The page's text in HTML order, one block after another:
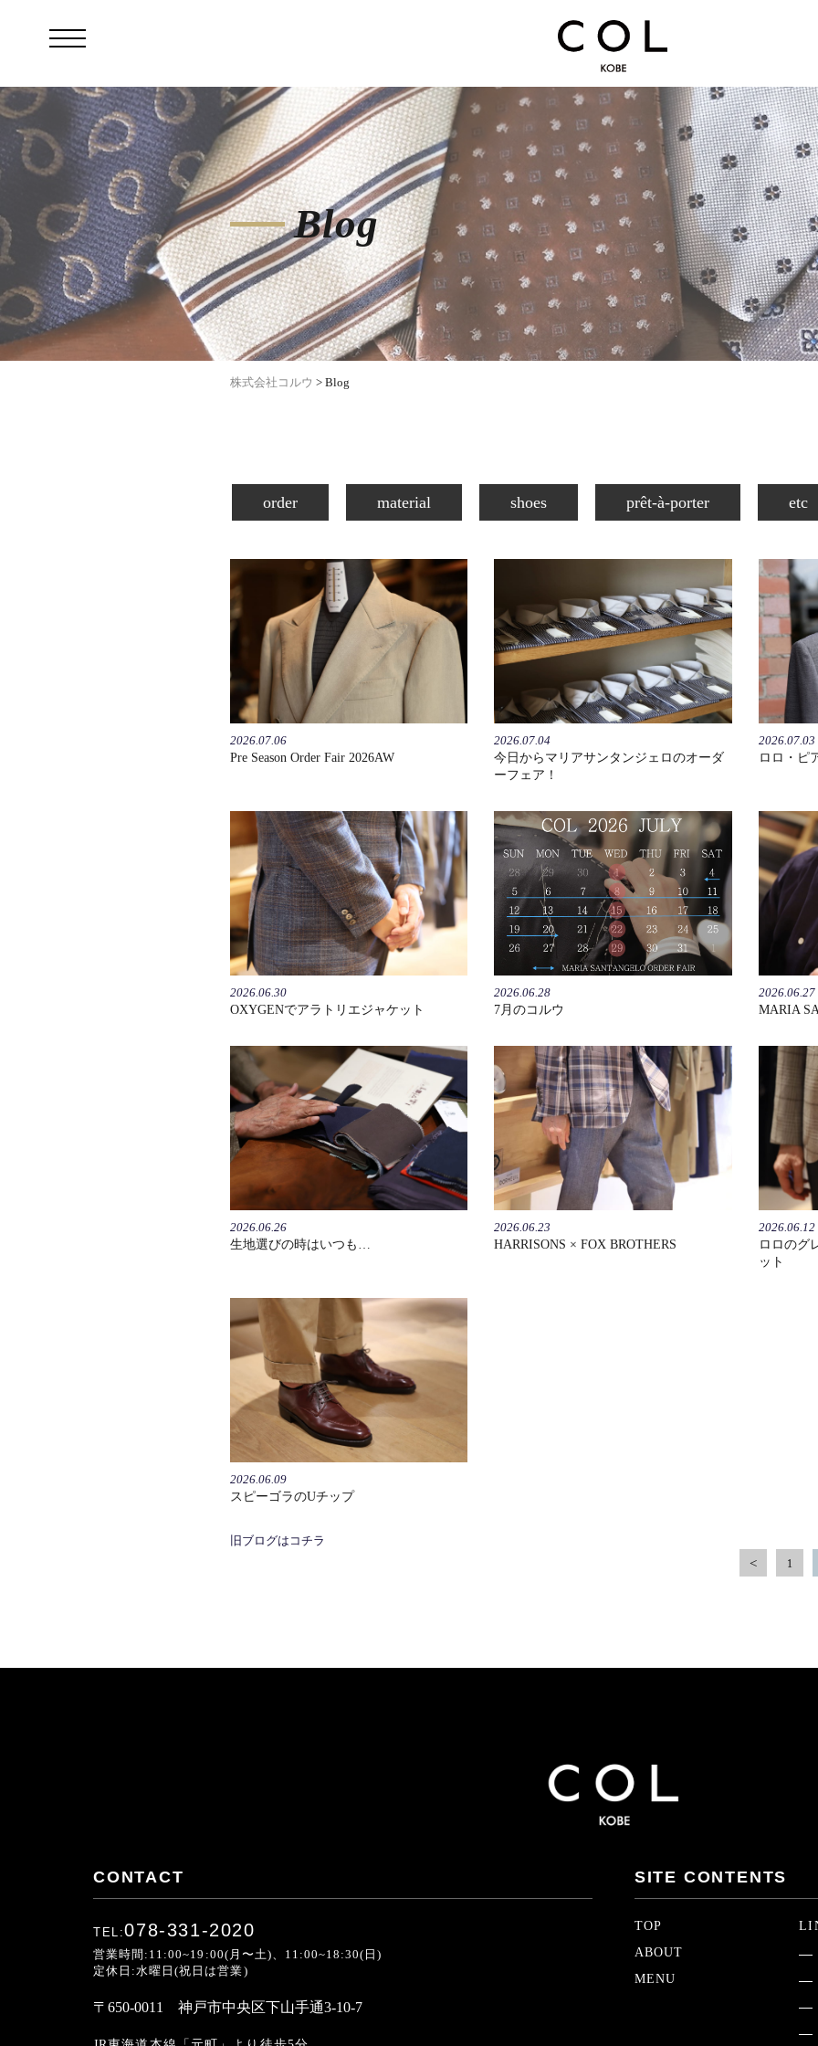
Blog
株式会社コルウ > Blog
order material shoes prêt-à-porter etc
2026.07.06
Pre Season Order Fair 2026AW
2026.07.04
今日からマリアサンタンジェロのオーダ
ーフェア！
2026.07.03
ロロ・ピ
2026.06.30
OXYGENでアラトリエジャケット
2026.06.28
7月のコルウ
2026.06.27
MARIA
2026.06.26
生地選びの時はいつも…
2026.06.23
HARRISONS × FOX BROTHERS
2026.06.12
ロロのグ
ット
2026.06.09
スピーゴラのUチップ
旧ブログはコチラ
1
CONTACT
TEL:078-331-2020
営業時間:11:00~19:00(月〜土)、11:00~18:30(日)
定休日:水曜日(祝日は営業)
〒650-0011 神戸市中央区下山手通3-10-7
SITE CONTENTS
TOP
ABOUT
MENU